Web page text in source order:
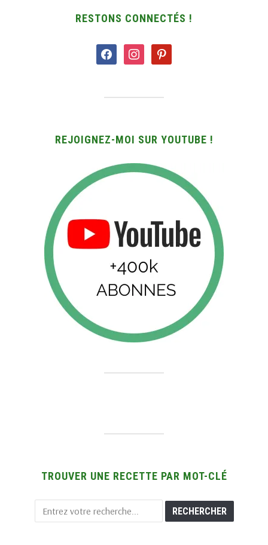
RESTONS CONNECTÉS !
facebookinstagrampinterest
REJOIGNEZ-MOI SUR YOUTUBE !
TROUVER UNE RECETTE PAR MOT-CLÉ